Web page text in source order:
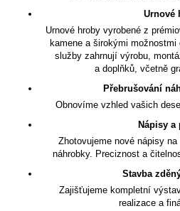
Urnové
Urnové hroby vyrobené z
kamene a širokými
služby zahrnují výrobu,
a doplňků, včetně
Přebrušování
Obnovíme vzhled vašich
Nápisy
Zhotovujeme nové nápisy
náhrobky. Preciznost a
Stavba
Zajišťujeme kompletní
realizace a